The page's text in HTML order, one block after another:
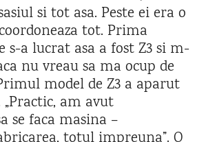
si tot asa. Peste ei era o
tot. Prima
s-a lucrat asa a fost Z3 si m-
nu vreau sa ma ocup de
model de Z3 a aparut
„Practic, am avut
se faca masina –